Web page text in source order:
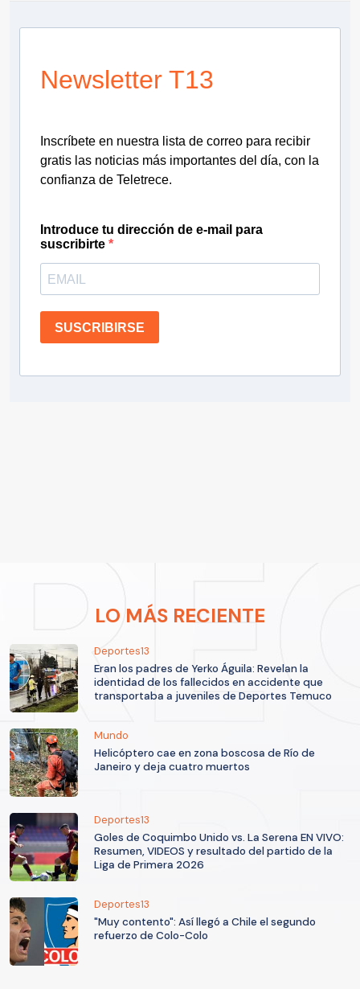
Newsletter T13
Inscríbete en nuestra lista de correo para recibir
gratis las noticias más importantes del día, con la
confianza de Teletrece.
Introduce tu dirección de e-mail para
suscribirte
SUSCRIBIRSE
LO MÁS RECIENTE
Deportes13
Eran los padres de Yerko Águila: Revelan la
identidad de los fallecidos en accidente que
transportaba a juveniles de Deportes Temuco
Mundo
Helicóptero cae en zona boscosa de Río de
Janeiro y deja cuatro muertos
Deportes13
Goles de Coquimbo Unido vs. La Serena EN VIVO:
Resumen, VIDEOS y resultado del partido de la
Liga de Primera 2026
Deportes13
"Muy contento": Así llegó a Chile el segundo
refuerzo de Colo-Colo